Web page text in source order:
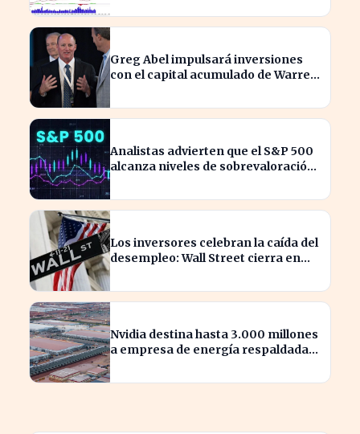
Greg Abel impulsará inversiones
con el capital acumulado de Warren
Analistas advierten que el S&P 500
alcanza niveles de sobrevaloración
Los inversores celebran la caída del
desempleo: Wall Street cierra en
Nvidia destina hasta 3.000 millones
a empresa de energía respaldada